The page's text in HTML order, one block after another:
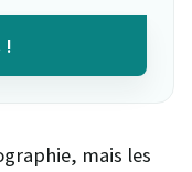
!
mais les